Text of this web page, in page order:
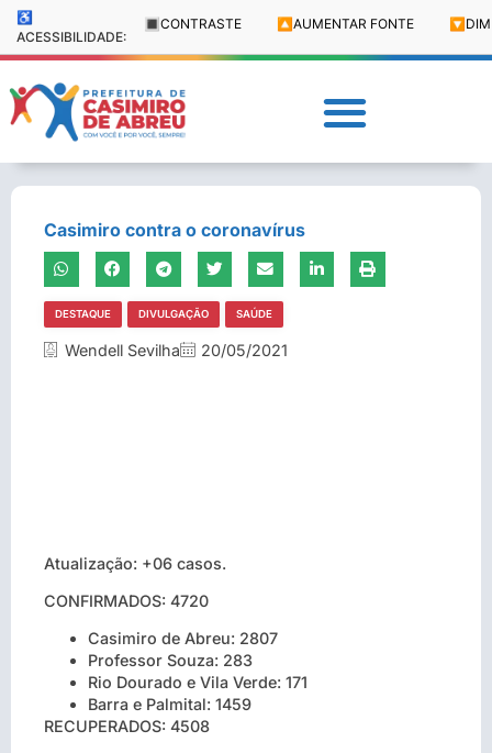
♿
ACESSIBILIDADE:
🔳 CONTRASTE 🔼 AUMENTAR FONTE 🔽
Casimiro contra o coronavírus
DESTAQUE DIVULGAÇÃO SAÚDE
Wendell Sevilha 20/05/2021
Atualização: +06 casos.
CONFIRMADOS: 4720
Casimiro de Abreu: 2807
Professor Souza: 283
Rio Dourado e Vila Verde: 171
Barra e Palmital: 1459
RECUPERADOS: 4508